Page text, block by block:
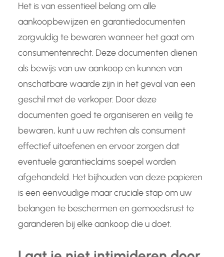
Het is van essentieel belang om alle
aankoopbewijzen en garantiedocumenten
zorgvuldig te bewaren wanneer het gaat om
consumentenrecht. Deze documenten dienen
als bewijs van uw aankoop en kunnen van
onschatbare waarde zijn in het geval van een
geschil met de verkoper. Door deze
documenten goed te organiseren en veilig te
bewaren, kunt u uw rechten als consument
effectief uitoefenen en ervoor zorgen dat
eventuele garantieclaims soepel worden
afgehandeld. Het bijhouden van deze papieren
is een eenvoudige maar cruciale stap om uw
belangen te beschermen en gemoedsrust te
garanderen bij elke aankoop die u doet.